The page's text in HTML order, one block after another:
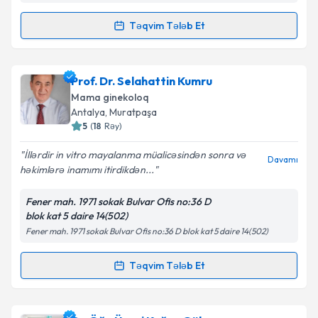
Aydınlatma Mətnini oxudum və şəxsi
məlumatlarımın göstərilən çərçivədə emal
edilməsinə razılıq verirəm.
Təqvim Tələbini Göndər
Təqvim Tələb Et
Randevu Təqvimi Tələbi
Op. Dr. Mert Atak{name} üçün randevu təqvimi
tələbi yaradın. Bu mütəxəssisdən randevu ala
biləcəyiniz təqvim hazır olduqda e-poçt ilə
məlumatlandırılacaqsınız.
E-poçt Ünvanınız
Şəxsi məlumatlarımın emal edilməsinə dair
Aydınlatma Mətnini oxudum və şəxsi
məlumatlarımın göstərilən çərçivədə emal
edilməsinə razılıq verirəm.
Prof. Dr. Selahattin Kumru
Mama ginekoloq
Antalya, Muratpaşa
5 (18 Rəy)
İllərdir in vitro mayalanma müalicəsindən sonra və
həkimlərə inamımı itirdikdən...
Davamı
Fener mah. 1971 sokak Bulvar Ofis no:36 D
blok kat 5 daire 14(502)
Fener mah. 1971 sokak Bulvar Ofis no:36 D blok kat 5 daire 14(502)
Təqvim Tələb Et
Randevu Təqvimi Tələbi